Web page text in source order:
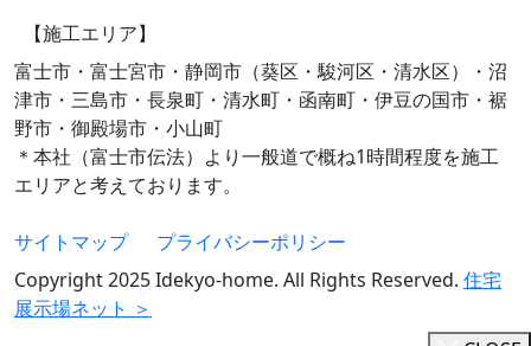
【施工エリア】
富士市・富士宮市・静岡市（葵区・駿河区・清水区）・沼
津市・三島市・長泉町・清水町・函南町・伊豆の国市・裾
野市・御殿場市・小山町
＊本社（富士市伝法）より一般道で概ね1時間程度を施工
エリアと考えております。
サイトマップ
プライバシーポリシー
Copyright 2025 Idekyo-home. All Rights Reserved. 住宅
展示場ネット ＞